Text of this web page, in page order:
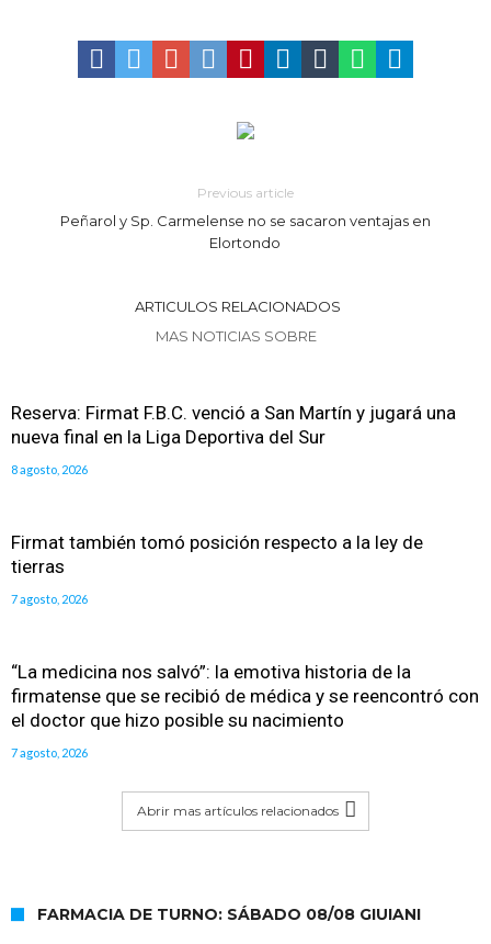
Previous article
Peñarol y Sp. Carmelense no se sacaron ventajas en
Elortondo
ARTICULOS RELACIONADOS
MAS NOTICIAS SOBRE
Reserva: Firmat F.B.C. venció a San Martín y jugará una
nueva final en la Liga Deportiva del Sur
8 agosto, 2026
Firmat también tomó posición respecto a la ley de
tierras
7 agosto, 2026
“La medicina nos salvó”: la emotiva historia de la
firmatense que se recibió de médica y se reencontró con
el doctor que hizo posible su nacimiento
7 agosto, 2026
Abrir mas artículos relacionados
FARMACIA DE TURNO: SÁBADO 08/08 GIUIANI